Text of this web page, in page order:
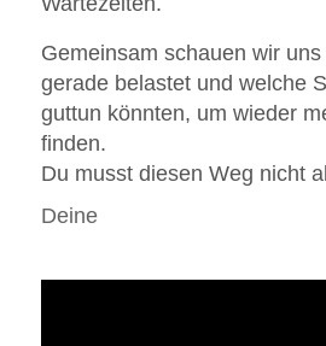
Gemeinsam schauen wir
gerade belastet und welche
guttun könnten, um wieder
finden.
Du musst diesen Weg nicht
Deine